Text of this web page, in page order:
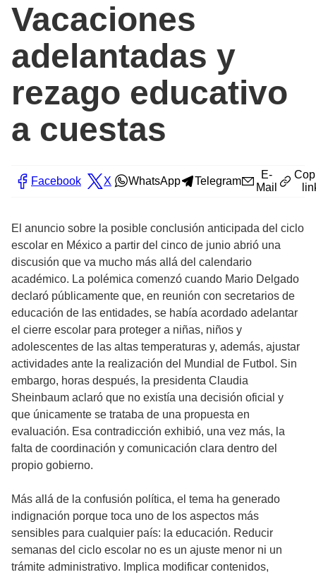
Vacaciones
adelantadas y
rezago educativo
a cuestas
Facebook X WhatsApp Telegram
E-
Mail
El anuncio sobre la posible conclusión anticipada del ciclo
escolar en México a partir del cinco de junio abrió una
discusión que va mucho más allá del calendario
académico. La polémica comenzó cuando Mario Delgado
declaró públicamente que, en reunión con secretarios de
educación de las entidades, se había acordado adelantar
el cierre escolar para proteger a niñas, niños y
adolescentes de las altas temperaturas y, además, ajustar
actividades ante la realización del Mundial de Futbol. Sin
embargo, horas después, la presidenta Claudia
Sheinbaum aclaró que no existía una decisión oficial y
que únicamente se trataba de una propuesta en
evaluación. Esa contradicción exhibió, una vez más, la
falta de coordinación y comunicación clara dentro del
propio gobierno.
Más allá de la confusión política, el tema ha generado
indignación porque toca uno de los aspectos más
sensibles para cualquier país: la educación. Reducir
semanas del ciclo escolar no es un ajuste menor ni un
trámite administrativo. Implica modificar contenidos,